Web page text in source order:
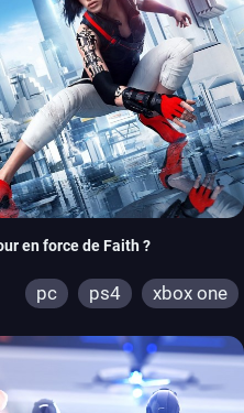
en force de Faith ?
pc ps4 xbox one